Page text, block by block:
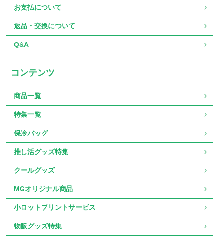
お支払について
返品・交換について
Q&A
コンテンツ
商品一覧
特集一覧
保冷バッグ
推し活グッズ特集
クールグッズ
MGオリジナル商品
小ロットプリントサービス
物販グッズ特集